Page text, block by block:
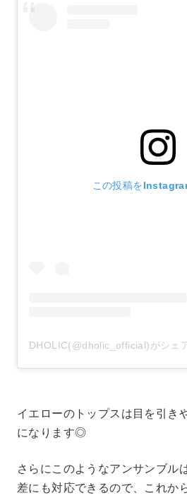
この投稿を
DHOLIC(@dholic_official)がシェ
イエローのトップスは目を引き
になります◎
さらにこのようなアンサンブル
差にも対応できるので、これか